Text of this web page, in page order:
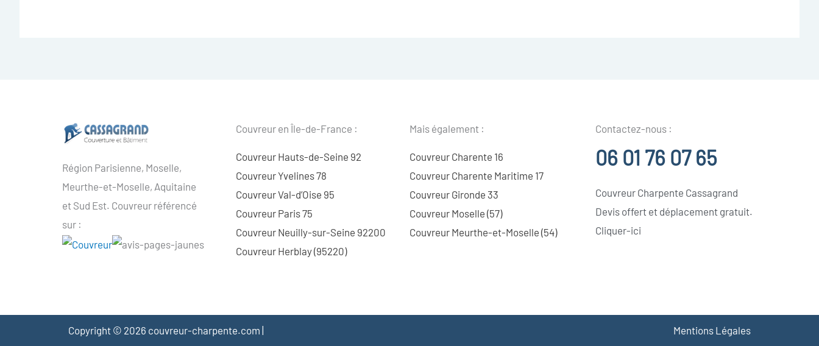
Région Parisienne, Moselle,
Meurthe-et-Moselle, Aquitaine
et Sud Est. Couvreur référencé
sur :
Couvreur en Île-de-France :
Couvreur Hauts-de-Seine 92
Couvreur Yvelines 78
Couvreur Val-d’Oise 95
Couvreur Paris 75
Couvreur Neuilly-sur-Seine 92200
Couvreur Herblay (95220)
Mais également :
Couvreur Charente 16
Couvreur Charente Maritime 17
Couvreur Gironde 33
Couvreur Moselle (57)
Couvreur Meurthe-et-Moselle (54)
Contactez-nous :
06 01 76 07 65
Couvreur Charpente Cassagrand
Devis offert et déplacement gratuit.
Cliquer-ici
Copyright © 2026 couvreur-charpente.com | Mentions Légales